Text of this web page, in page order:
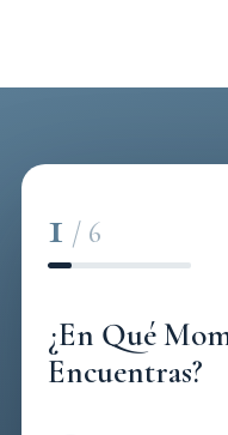
1 / 6
¿En Qué
Encuentras?